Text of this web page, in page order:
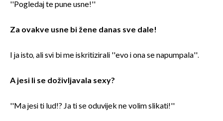
''Pogledaj te pune usne!''
Za ovakve usne bi žene danas sve dale!
I ja isto, ali svi bi me iskritizirali ''evo i ona se napumpala''.
A jesi li se doživljavala sexy?
''Ma jesi ti lud!? Ja ti se oduvijek ne volim slikati!''